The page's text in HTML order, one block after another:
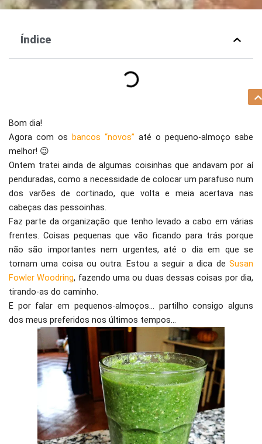
Índice
Bom dia!
Agora com os bancos “novos” até o pequeno-almoço sabe
melhor! 😉
Ontem tratei ainda de algumas coisinhas que andavam por aí
penduradas, como a necessidade de colocar um parafuso num
dos varões de cortinado, que volta e meia acertava nas
cabeças das pessoinhas.
Faz parte da organização que tenho levado a cabo em várias
frentes. Coisas pequenas que vão ficando para trás porque
não são importantes nem urgentes, até o dia em que se
tornam uma coisa ou outra. Estou a seguir a dica de Susan
Fowler Woodring, fazendo uma ou duas dessas coisas por dia,
tirando-as do caminho.
E por falar em pequenos-almoços… partilho consigo alguns
dos meus preferidos nos últimos tempos…